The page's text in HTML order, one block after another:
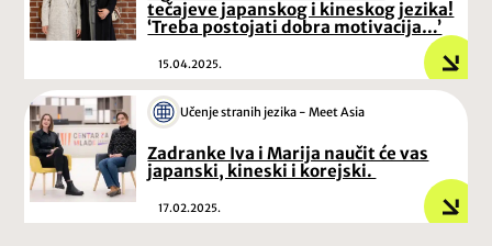
tečajeve japanskog i kineskog jezika!
‘Treba postojati dobra motivacija…’
15.04.2025.
Učenje stranih jezika - Meet Asia
Zadranke Iva i Marija naučit će vas
japanski, kineski i korejski.
17.02.2025.